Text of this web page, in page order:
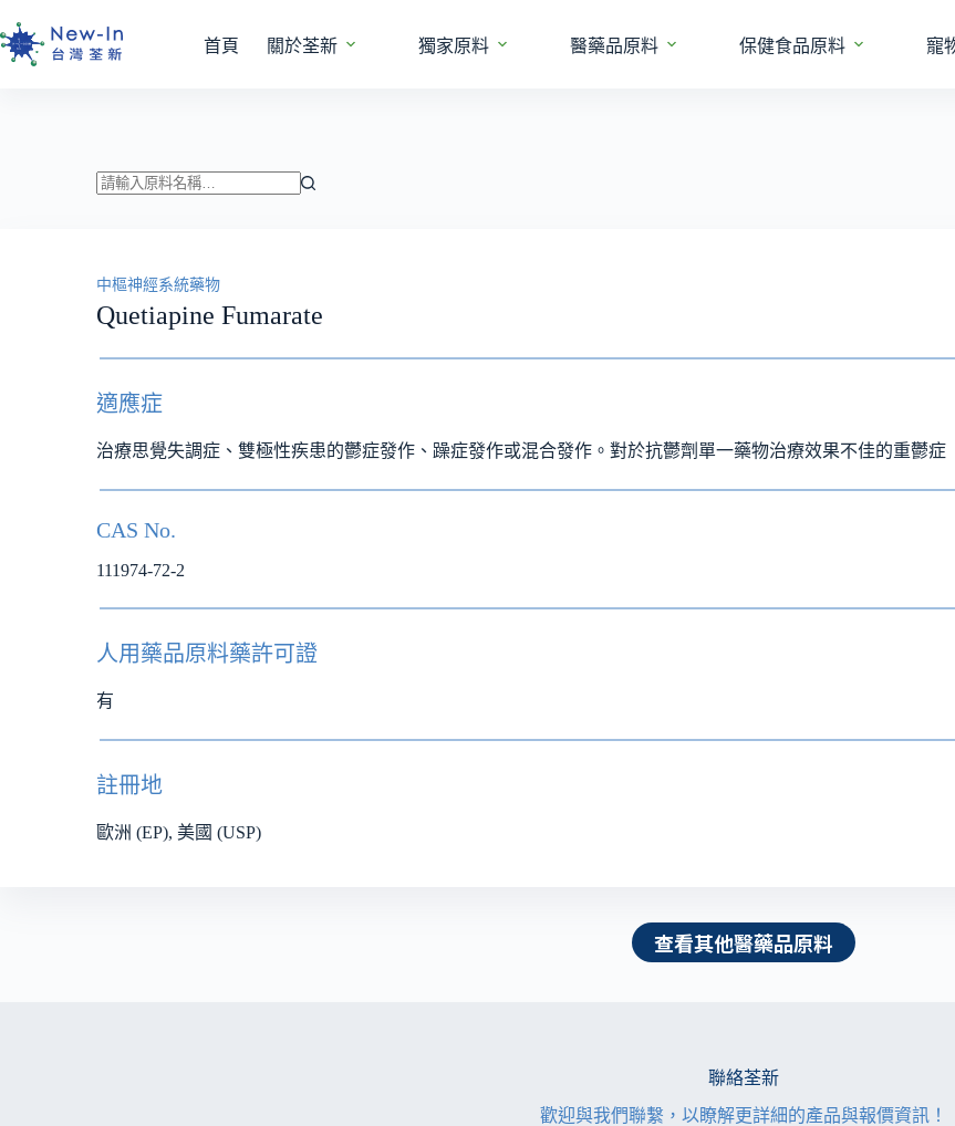
至
主
首頁 關於荃新 獨家原料 醫藥品原料 保健食品原料 寵
符
合
的
果
中樞神經系統藥物
Quetiapine Fumarate
適應症
治療思覺失調症、雙極性疾患的鬱症發作、躁症發作或混合發作。對於抗鬱劑單一藥物治療效果不佳的重鬱
CAS No.
111974-72-2
人用藥品原料藥許可證
有
註冊地
歐洲 (EP), 美國 (USP)
查看其他醫藥品原料
聯絡荃新
歡迎與我們聯繫，以瞭解更詳細的產品與報價資訊！